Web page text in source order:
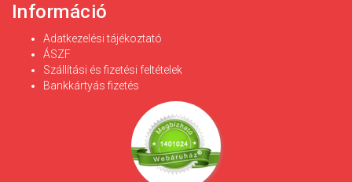
Információ
Adatkezelési tájékoztató
ÁSZF
Szállítási és fizetési feltételek
Bankkártyás fizetés